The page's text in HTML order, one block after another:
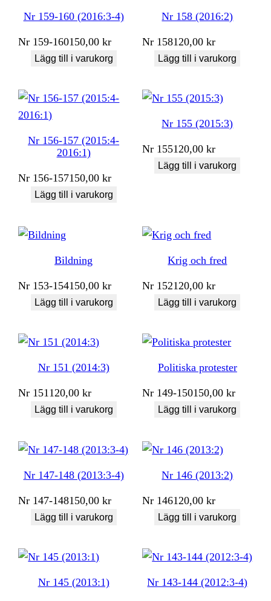
Nr 159-160 (2016:3-4)
Nr 159-160150,00kr
Lägg till i varukorg
Nr 158 (2016:2)
Nr 158120,00kr
Lägg till i varukorg
Nr 156-157 (2015:4-
2016:1)
Nr 156-157150,00kr
Lägg till i varukorg
Nr 155 (2015:3)
Nr 155120,00kr
Lägg till i varukorg
Bildning
Nr 153-154150,00kr
Lägg till i varukorg
Krig och fred
Nr 152120,00kr
Lägg till i varukorg
Nr 151 (2014:3)
Nr 151120,00kr
Lägg till i varukorg
Politiska protester
Nr 149-150150,00kr
Lägg till i varukorg
Nr 147-148 (2013:3-4)
Nr 147-148150,00kr
Lägg till i varukorg
Nr 146 (2013:2)
Nr 146120,00kr
Lägg till i varukorg
Nr 145 (2013:1) Nr 143-144 (2012:3-4)